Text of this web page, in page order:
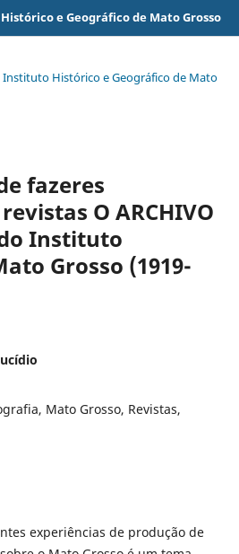
e Geográfico de Mato Grosso
Instituto Histórico e Geográfico de Mato
fazeres
O ARCHIVO
do Instituto
Grosso (1919-
Mato Grosso, Revistas,
experiências de produção de